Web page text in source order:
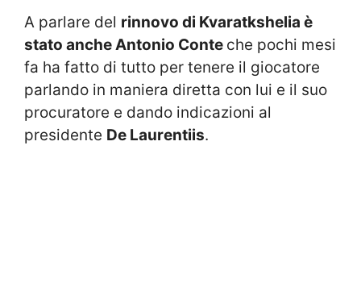
A parlare del rinnovo di Kvaratkshelia è
stato anche Antonio Conte che pochi mesi
fa ha fatto di tutto per tenere il giocatore
parlando in maniera diretta con lui e il suo
procuratore e dando indicazioni al
presidente De Laurentiis.